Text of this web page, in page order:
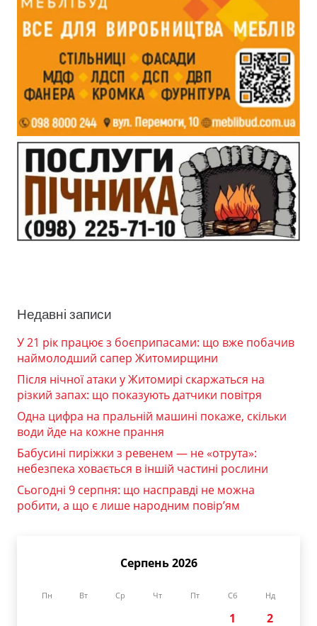
Недавні записи
У 21 рік працює з боєприпасами: що вже побачив
наймолодший сапер Житомирщини
Після нічної атаки у Житомирі скаржаться на
різкий запах: що показують датчики повітря
Одна цифра на пральній машині покаже, скільки
води йде на кожне прання
Бабусині пиріжки з ревенем — не «отрута»:
небезпека ховається в іншій частині рослини
Сьогодні 9 серпня: що насправді не можна
робити, а що є лише народним повір’ям
Серпень 2026
Пн Вт Ср Чт Пт Сб Нд
1
2